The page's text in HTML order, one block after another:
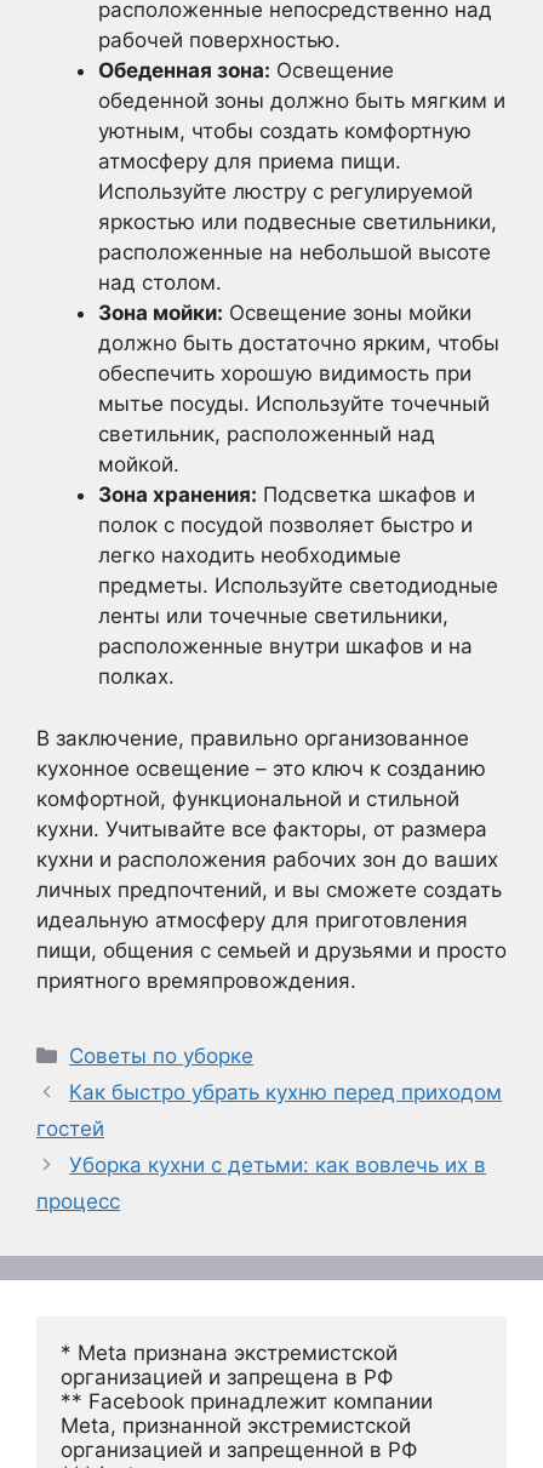
расположенные непосредственно над
рабочей поверхностью.
Обеденная зона: Освещение
обеденной зоны должно быть мягким и
уютным, чтобы создать комфортную
атмосферу для приема пищи.
Используйте люстру с регулируемой
яркостью или подвесные светильники,
расположенные на небольшой высоте
над столом.
Зона мойки: Освещение зоны мойки
должно быть достаточно ярким, чтобы
обеспечить хорошую видимость при
мытье посуды. Используйте точечный
светильник, расположенный над
мойкой.
Зона хранения: Подсветка шкафов и
полок с посудой позволяет быстро и
легко находить необходимые
предметы. Используйте светодиодные
ленты или точечные светильники,
расположенные внутри шкафов и на
полках.
В заключение, правильно организованное
кухонное освещение – это ключ к созданию
комфортной, функциональной и стильной
кухни. Учитывайте все факторы, от размера
кухни и расположения рабочих зон до ваших
личных предпочтений, и вы сможете создать
идеальную атмосферу для приготовления
пищи, общения с семьей и друзьями и просто
приятного времяпровождения.
Рубрики
Советы по уборке
Как быстро убрать кухню перед приходом
гостей
Уборка кухни с детьми: как вовлечь их в
процесс
* Meta признана экстремистской
организацией и запрещена в РФ
** Facebook принадлежит компании
Meta, признанной экстремистской
организацией и запрещенной в РФ